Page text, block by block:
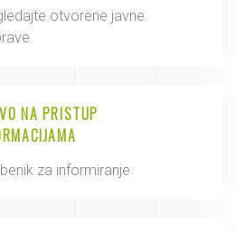
otvorene javne
NA PRISTUP
za informiranje